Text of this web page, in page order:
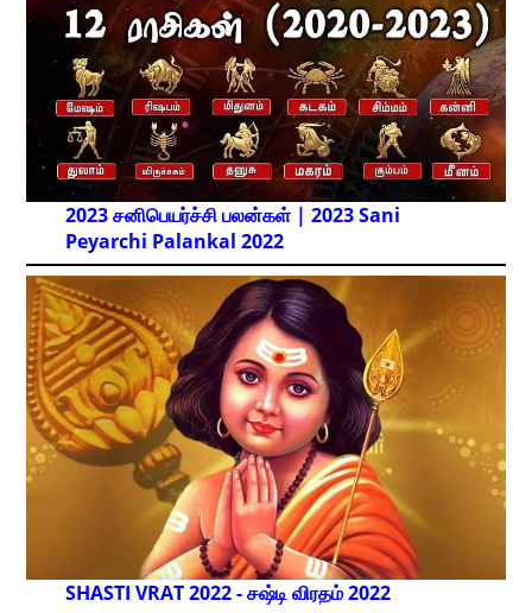
2023 சனிபெயர்ச்சி பலன்கள் | 2023 Sani
Peyarchi Palankal 2022
SHASTI VRAT 2022 - சஷ்டி விரதம் 2022